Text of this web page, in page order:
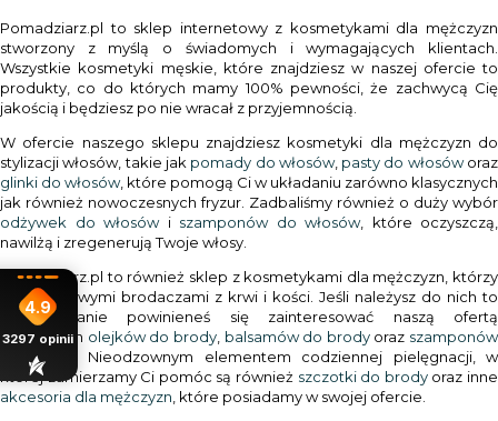
Pomadziarz.pl to sklep internetowy z kosmetykami dla mężczyzn
stworzony z myślą o świadomych i wymagających klientach.
Wszystkie kosmetyki męskie, które znajdziesz w naszej ofercie to
produkty, co do których mamy 100% pewności, że zachwycą Cię
jakością i będziesz po nie wracał z przyjemnością.
W ofercie naszego sklepu znajdziesz kosmetyki dla mężczyzn do
stylizacji włosów, takie jak pomady do włosów, pasty do włosóworaz
glinki do włosów, które pomogą Ci w układaniu zarówno klasycznych
jak również nowoczesnych fryzur. Zadbaliśmy również o duży wybór
odżywek do włosówi szamponów do włosów, które oczyszczą,
nawilżą i zregenerują Twoje włosy.
Pomadziarz.pl to również sklep z kosmetykami dla mężczyzn, którzy
są prawdziwymi brodaczami z krwi i kości. Jeśli należysz do nich to
zdecydowanie powinieneś się zainteresować naszą ofertą
naturalnych olejków do brody, balsamów do brodyoraz szamponów
do brody
. Nieodzownym elementem codziennej pielęgnacji, w
której zamierzamy Ci pomóc są również szczotki do brodyoraz inne
akcesoria dla mężczyzn , które posiadamy w swojej ofercie.
4.9
3297 opinii